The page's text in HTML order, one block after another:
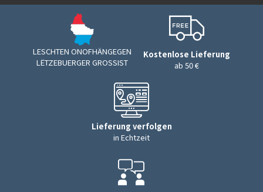
LESCHTEN ONOFHÄNGEGEN
LËTZEBUERGER GROSSIST
Kostenlose Lieferung
ab 50 €
Lieferung verfolgen
in Echtzeit